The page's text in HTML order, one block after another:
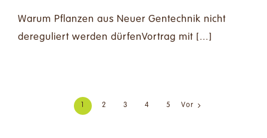
Warum Pflanzen aus Neuer Gentechnik nicht
dereguliert werden dürfenVortrag mit [...]
2 3 4 5 Vor